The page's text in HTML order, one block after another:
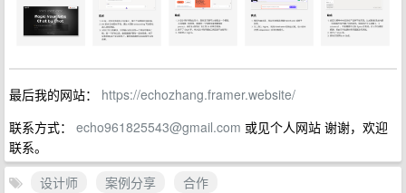
最后我的网站： https://echozhang.framer.website/
联系方式： echo961825543@gmail.com 或见个人网站 谢谢，欢迎
联系。
设计师
案例分享 合作